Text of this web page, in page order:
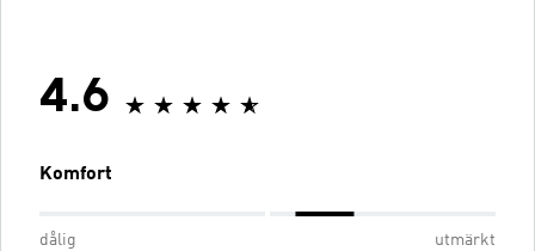
4.6
Komfort
dålig utmärkt